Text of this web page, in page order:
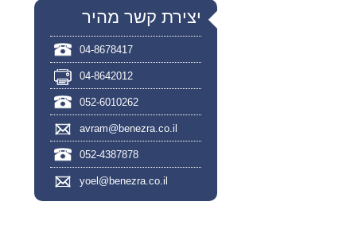
יצירת קשר מהיר
04-8678417
04-8642012
052-6010262
avram@benezra.co.il
052-4387878
yoel@benezra.co.il